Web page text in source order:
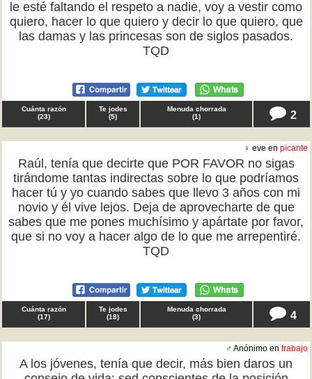
le esté faltando el respeto a nadie, voy a vestir como
quiero, hacer lo que quiero y decir lo que quiero, que
las damas y las princesas son de siglos pasados.
TQD
Cuánta razón
(23)
Te jodes
(5)
Menuda chorrada
(1) 2
♀ eve en picante
Raúl, tenía que decirte que POR FAVOR no sigas
tirándome tantas indirectas sobre lo que podríamos
hacer tú y yo cuando sabes que llevo 3 años con mi
novio y él vive lejos. Deja de aprovecharte de que
sabes que me pones muchísimo y apártate por favor,
que si no voy a hacer algo de lo que me arrepentiré.
TQD
Cuánta razón
(17)
Te jodes
(18)
Menuda chorrada
(3) 4
♂ Anónimo en trabajo
A los jóvenes, tenía que decir, más bien daros un